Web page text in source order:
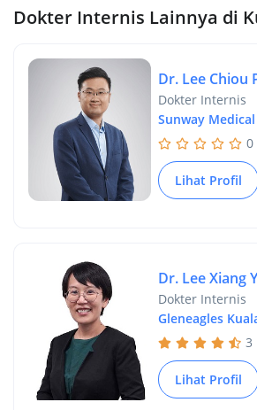
Dokter Internis Lainnya di
Dr. Lee Chiou
Dokter Internis
Sunway
0
Lihat Profil
Dr. Lee Xiang
Dokter Internis
Gleneagles
3
Lihat Profil